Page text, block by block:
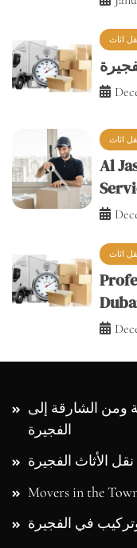
اثاث
الأثاث الفجيرة
Movers in the
وتركيب في الفجيرة
Al Jasar Movers